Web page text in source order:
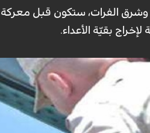
وشرق الفرات، ستكون قبل
بقيّة الأعداء.